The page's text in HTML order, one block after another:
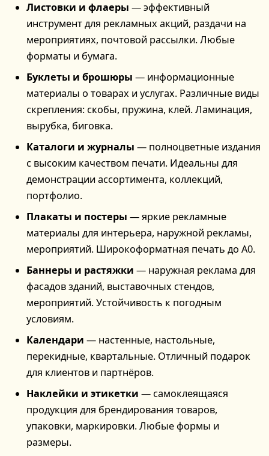
Листовки и флаеры — эффективный
инструмент для рекламных акций, раздачи на
мероприятиях, почтовой рассылки. Любые
форматы и бумага.
Буклеты и брошюры — информационные
материалы о товарах и услугах. Различные виды
скрепления: скобы, пружина, клей. Ламинация,
вырубка, биговка.
Каталоги и журналы — полноцветные издания
с высоким качеством печати. Идеальны для
демонстрации ассортимента, коллекций,
портфолио.
Плакаты и постеры — яркие рекламные
материалы для интерьера, наружной рекламы,
мероприятий. Широкоформатная печать до А0.
Баннеры и растяжки — наружная реклама для
фасадов зданий, выставочных стендов,
мероприятий. Устойчивость к погодным
условиям.
Календари — настенные, настольные,
перекидные, квартальные. Отличный подарок
для клиентов и партнёров.
Наклейки и этикетки — самоклеящаяся
продукция для брендирования товаров,
упаковки, маркировки. Любые формы и
размеры.